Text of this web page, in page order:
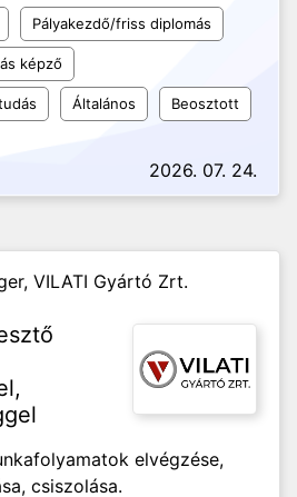
Pályakezdő/friss diplomás
képző
Általános Beosztott
2026. 07. 24.
VILATI Gyártó Zrt.
elvégzése,
csiszolása.